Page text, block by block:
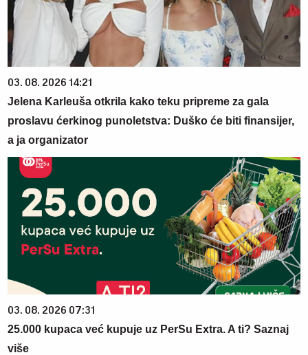
03. 08. 2026 14:21
Jelena Karleuša otkrila kako teku pripreme za gala
proslavu ćerkinog punoletstva: Duško će biti finansijer,
a ja organizator
03. 08. 2026 07:31
25.000 kupaca već kupuje uz PerSu Extra. A ti? Saznaj
više